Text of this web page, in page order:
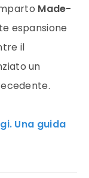
Made-
espansione
il
un
Una guida